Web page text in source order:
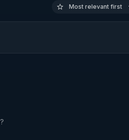
Most relevant first